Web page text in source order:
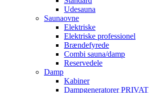
Udesauna
Saunaovne
Elektriske
Elektriske professionel
Brændefyrede
Combi sauna/damp
Reservedele
Damp
Kabiner
Dampgeneratorer PRIVAT